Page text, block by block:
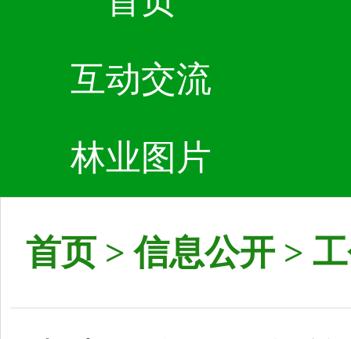
互动交流
林业图片
首页>信息公开 >